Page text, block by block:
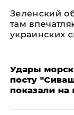
Зеленский
там
украинских
Удары
посту
показали на